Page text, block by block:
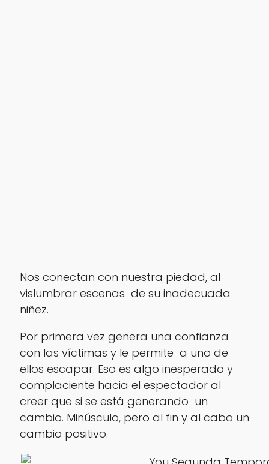
Nos conectan con nuestra piedad, al
vislumbrar escenas de su inadecuada
niñez.
Por primera vez genera una confianza
con las víctimas y le permite a uno de
ellos escapar. Eso es algo inesperado y
complaciente hacia el espectador al
creer que si se está generando un
cambio. Minúsculo, pero al fin y al cabo un
cambio positivo.